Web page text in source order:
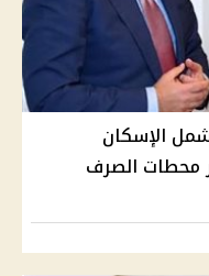
تشمل الإسكان
محطات الصرف